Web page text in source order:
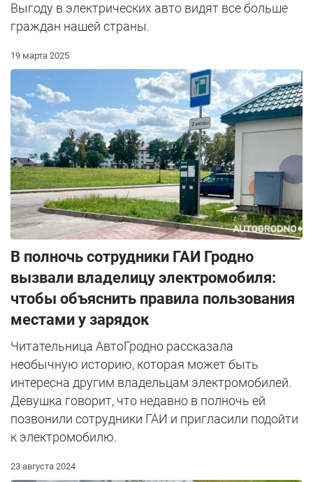
Выгоду в электрических авто видят все больше
граждан нашей страны.
19 марта 2025
В полночь сотрудники ГАИ Гродно
вызвали владелицу электромобиля:
чтобы объяснить правила пользования
местами у зарядок
Читательница АвтоГродно рассказала
необычную историю, которая может быть
интересна другим владельцам электромобилей.
Девушка говорит, что недавно в полночь ей
позвонили сотрудники ГАИ и пригласили подойти
к электромобилю.
23 августа 2024